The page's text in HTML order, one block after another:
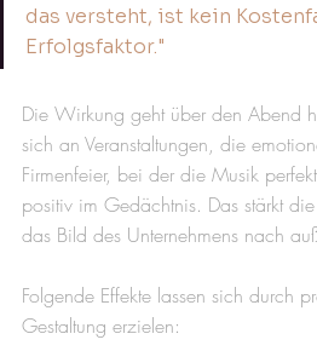
das versteht, ist kein
Erfolgsfaktor."
Die Wirkung geht über den Abend
sich an Veranstaltungen, die
Firmenfeier, bei der die Musik
positiv im Gedächtnis. Das stärkt
das Bild des Unternehmens nach
Folgende Effekte lassen sich durch
Gestaltung erzielen: